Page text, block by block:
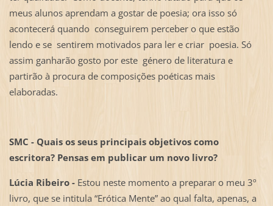
meus alunos aprendam a gostar de poesia; ora isso só
acontecerá quando conseguirem perceber o que estão
lendo e se sentirem motivados para ler e criar poesia. Só
assim ganharão gosto por este género de literatura e
partirão à procura de composições poéticas mais
elaboradas.
SMC - Quais os seus principais objetivos como
escritora? Pensas em publicar um novo livro?
Lúcia Ribeiro -Estou neste momento a preparar o meu 3º
livro, que se intitula “Erótica Mente” ao qual falta, apenas, a